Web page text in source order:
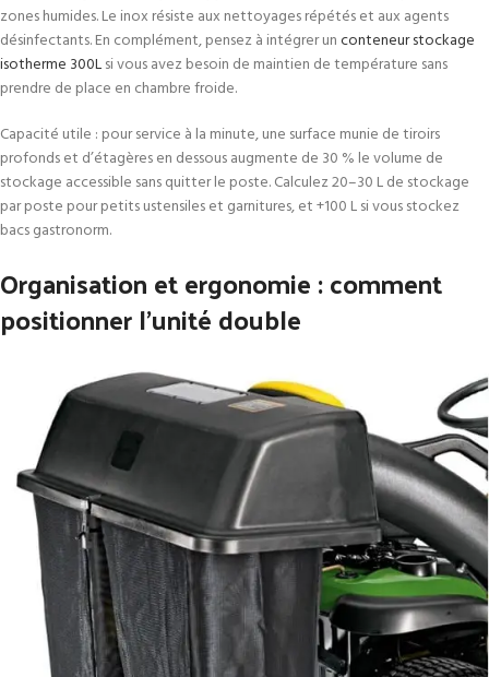
zones humides. Le inox résiste aux nettoyages répétés et aux agents
désinfectants. En complément, pensez à intégrer unconteneur stockage
isotherme 300Lsi vous avez besoin de maintien de température sans
prendre de place en chambre froide.
Capacité utile : pour service à la minute, une surface munie de tiroirs
profonds et d’étagères en dessous augmente de 30 % le volume de
stockage accessible sans quitter le poste. Calculez 20–30 L de stockage
par poste pour petits ustensiles et garnitures, et +100 L si vous stockez
bacs gastronorm.
Organisation et ergonomie : comment
positionner l’unité double